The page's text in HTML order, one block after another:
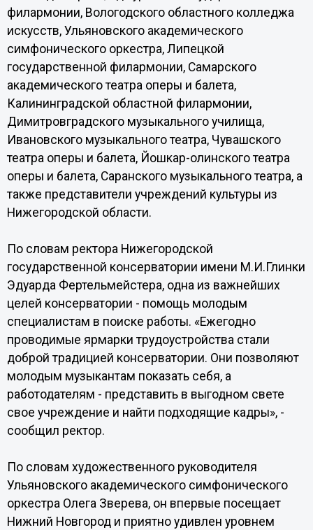
филармонии, Вологодского областного колледжа
искусств, Ульяновского академического
симфонического оркестра, Липецкой
государственной филармонии, Самарского
академического театра оперы и балета,
Калининградской областной филармонии,
Димитровградского музыкального училища,
Ивановского музыкального театра, Чувашского
театра оперы и балета, Йошкар-олинского театра
оперы и балета, Саранского музыкального театра, а
также представители учреждений культуры из
Нижегородской области.
По словам ректора Нижегородской
государственной консерватории имени М.И.Глинки
Эдуарда Фертельмейстера, одна из важнейших
целей консерватории - помощь молодым
специалистам в поиске работы. «Ежегодно
проводимые ярмарки трудоустройства стали
доброй традицией консерватории. Они позволяют
молодым музыкантам показать себя, а
работодателям - представить в выгодном свете
свое учреждение и найти подходящие кадры», -
сообщил ректор.
По словам художественного руководителя
Ульяновского академического симфонического
оркестра Олега Зверева, он впервые посещает
Нижний Новгород и приятно удивлен уровнем